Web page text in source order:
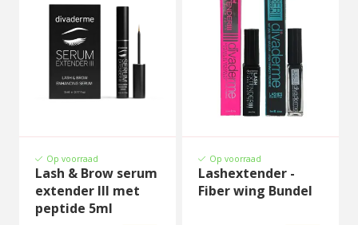
Op voorraad
Lash & Brow serum
extender III met
peptide 5ml
Op voorraad
Lashextender -
Fiber wing Bundel